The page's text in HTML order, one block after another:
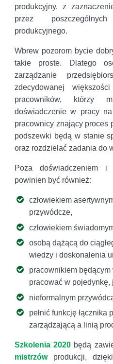
produkcyjny, z
przez
produkcyjnego.
Wbrew pozorom bycie
takie proste. Dlatego
zarządzanie
zdecydowanej
pracowników,
doświadczenie w pracy
pracownicy znający proces
podszewki będą w stanie
oraz rozdzielać zadania do
Poza doświadczeniem
powinien być również:
człowiekiem
przywódcze,
człowiekiem
osobą dążącą do
wiedzy i doskonalenia
pracownikiem
pracować w pojedynkę,
nieformalnym
pełnić funkcję łącznika
zarządzającą a linią
Szkolenia 2020 będą
mistrzówprodukcji,